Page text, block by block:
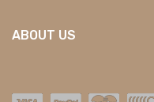
ABOUT US